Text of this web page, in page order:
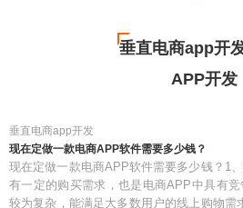
垂直电商app开
APP开发
垂直电商app开发
现在定做一款电商APP软件需要多少钱？
现在定做一款电商APP软件需要多少钱？1
有一定的购买需求，也是电商APP中具有
较为复杂，能满足大多数用户的线上购物需